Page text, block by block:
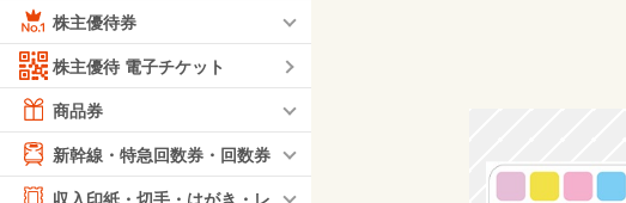
株主優待券
株主優待 電子チケット
商品券
新幹線・特急回数券・回数券